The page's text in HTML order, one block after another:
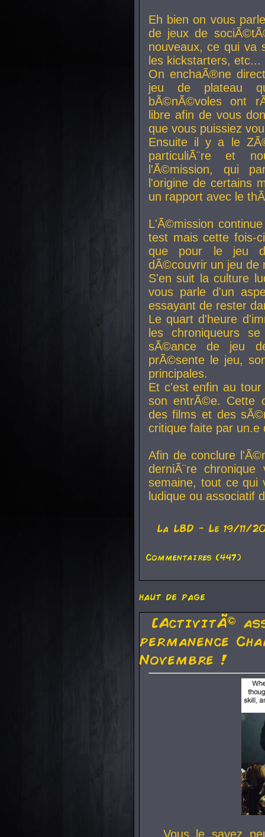
Eh bien on vous
de jeux de
nouveaux, ce qui va
les kickstarters, etc...
On enchaÃ®ne
jeu de plateau
bÃ©nÃ©voles ont
libre afin de vous
que vous puissiez
Ensuite il y a le
particuliÃ¨re et
l'Ã©mission, qui
l'origine de certains
un rapport avec le
L'Ã©mission
test mais cette fois-
que pour le jeu
dÃ©couvrir un jeu de
S'en suit la culture
vous parle d'un
essayant de rester
Le quart d'heure
les chroniqueurs
sÃ©ance de jeu
prÃ©sente le jeu,
principales.
Et c'est enfin au
son entrÃ©e. Cette
des films et des
critique faite par
Afin de conclure
derniÃ¨re
semaine, tout ce qui
ludique ou associatif
La LBD - Le 19/11/
Commentaires (447)
haut de page
[ActivitÃ©
permanence
Novembre !
Vous le savez